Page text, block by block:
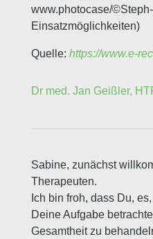
www.photocase/
Einsatzmöglichkeiten)
Quelle: https://www.e-
Dr med. Jan Geißler,
Sabine, zunächst
Therapeuten.
Ich bin froh, dass Du,
Deine Aufgabe
Gesamtheit zu